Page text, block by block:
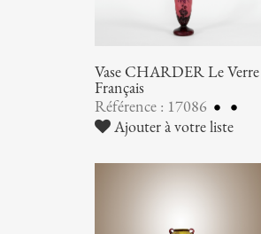
Vase CHARDER Le Verre
Français
Référence : 17086
Ajouter à votre liste